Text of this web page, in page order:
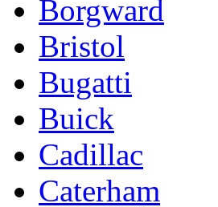
Borgward
Bristol
Bugatti
Buick
Cadillac
Caterham